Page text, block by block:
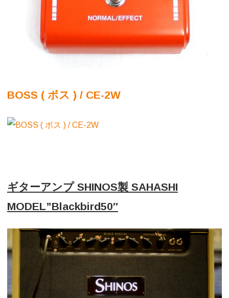
BOSS ( ボス ) / CE-2W
ギターアンプ SHINOS製 SAHASHI
MODEL”Blackbird50″